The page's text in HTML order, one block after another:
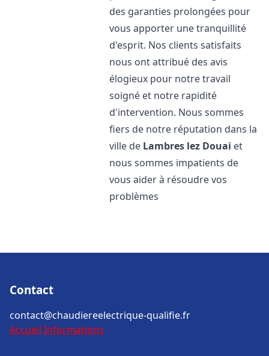
des garanties prolongées pour
vous apporter une tranquillité
d'esprit. Nos clients satisfaits
nous ont attribué des avis
élogieux pour notre travail
soigné et notre rapidité
d'intervention. Nous sommes
fiers de notre réputation dans la
ville de Lambres lez Douai et
nous sommes impatients de
vous aider à résoudre vos
problèmes
Contact
contact@chaudiereelectrique-qualifie.fr
Accueil Informations